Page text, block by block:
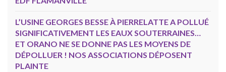
L’USINE GEORGES BESSE À PIERRELATTE A POLLUÉ
SIGNIFICATIVEMENT LES EAUX SOUTERRAINES…
ET ORANO NE SE DONNE PAS LES MOYENS DE
DÉPOLLUER ! NOS ASSOCIATIONS DÉPOSENT
PLAINTE